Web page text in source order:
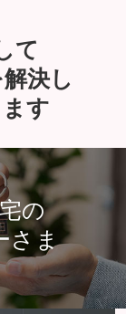
て
決し
す
の
さま